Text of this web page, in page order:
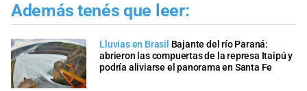
Además tenés que leer:
Lluvias en Brasil Bajante del río Paraná:
abrieron las compuertas de la represa Itaipú y
podría aliviarse el panorama en Santa Fe